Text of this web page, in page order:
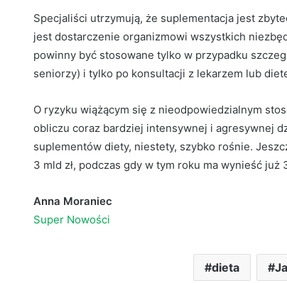
Specjaliści utrzymują, że suplementacja jest
jest dostarczenie organizmowi wszystkich
powinny być stosowane tylko w przypadku
seniorzy) i tylko po konsultacji z lekarzem lub
O ryzyku wiążącym się z nieodpowiedzialnym
obliczu coraz bardziej intensywnej i agresywnej
suplementów diety, niestety, szybko rośnie.
3 mld zł, podczas gdy w tym roku ma wynieść już
Anna Moraniec
Super Nowości
dieta